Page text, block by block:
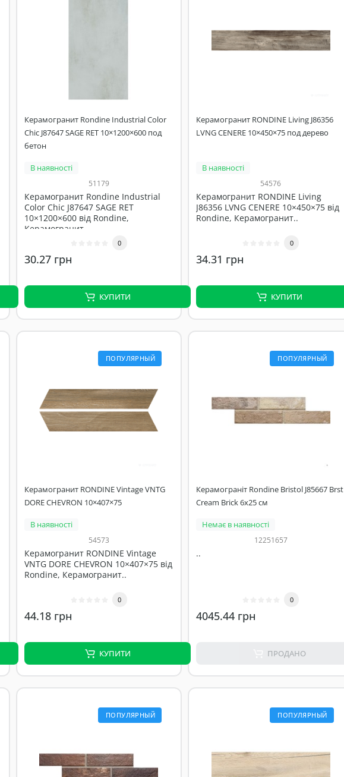
Керамогранит Rondine Industrial Color
Chic J87647 SAGE RET 10×1200×600 под
бетон
В наявності
51179
Керамогранит Rondine Industrial
Color Chic J87647 SAGE RET
10×1200×600 від Rondine,
Керамогранит..
0
30.27 грн
КУПИТИ
Керамогранит RONDINE Living J86356
LVNG CENERE 10×450×75 под дерево
В наявності
54576
Керамогранит RONDINE Living
J86356 LVNG CENERE 10×450×75 від
Rondine, Керамогранит..
0
34.31 грн
КУПИТИ
ПОПУЛЯРНЫЙ
Керамогранит RONDINE Vintage VNTG
DORE CHEVRON 10×407×75
В наявності
54573
Керамогранит RONDINE Vintage
VNTG DORE CHEVRON 10×407×75 від
Rondine, Керамогранит..
0
44.18 грн
КУПИТИ
ПОПУЛЯРНЫЙ
Керамограніт Rondine Bristol J85667 Brst
Cream Brick 6x25 см
Немає в наявності
12251657
..
0
4045.44 грн
ПРОДАНО
ПОПУЛЯРНЫЙ ПОПУЛЯРНЫЙ